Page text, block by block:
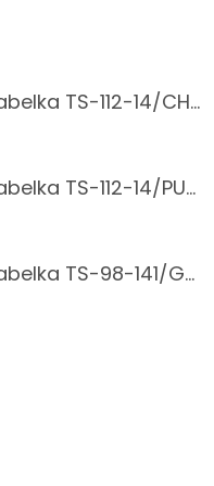
Dámska kožená kabelka TS-112-14/CHOCO
z 5 hviezdičiek.
Dámska kožená kabelka TS-112-14/PUDER
z 5 hviezdičiek.
Dámska kožená kabelka TS-98-141/GOLD
z 5 hviezdičiek.